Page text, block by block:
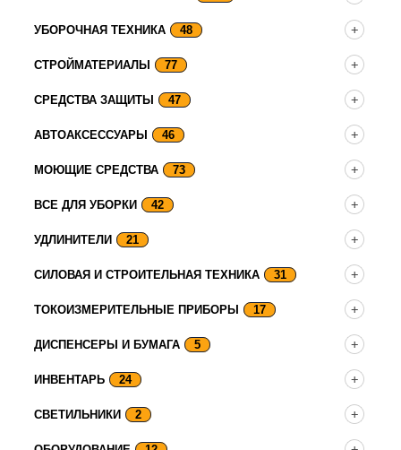
УБОРОЧНАЯ ТЕХНИКА 48
СТРОЙМАТЕРИАЛЫ 77
СРЕДСТВА ЗАЩИТЫ 47
АВТОАКСЕССУАРЫ 46
МОЮЩИЕ СРЕДСТВА 73
ВСЕ ДЛЯ УБОРКИ 42
УДЛИНИТЕЛИ 21
СИЛОВАЯ И СТРОИТЕЛЬНАЯ ТЕХНИКА 31
ТОКОИЗМЕРИТЕЛЬНЫЕ ПРИБОРЫ 17
ДИСПЕНСЕРЫ И БУМАГА 5
ИНВЕНТАРЬ 24
СВЕТИЛЬНИКИ 2